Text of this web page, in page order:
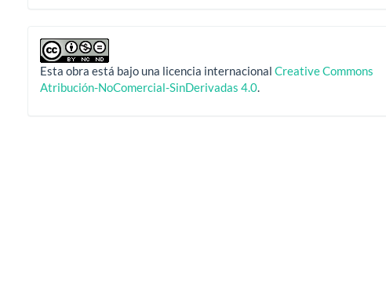
Esta obra está bajo una licencia internacionalCreative Commons
Atribución-NoComercial-SinDerivadas 4.0